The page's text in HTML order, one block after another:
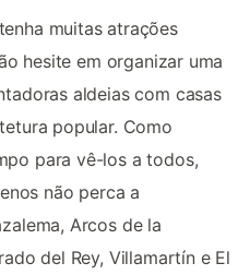
muitas atrações
hesite em organizar uma
aldeias com casas
popular. Como
para vê-los a todos,
não perca a
Arcos de la
del Rey, Villamartín e El